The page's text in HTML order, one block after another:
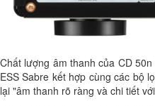
Chất lượng âm thanh của CD
ESS Sabre kết hợp cùng các bộ
lại "âm thanh rõ ràng và chi tiết